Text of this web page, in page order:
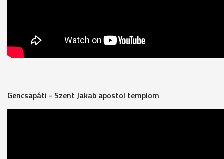
Gencsapáti - Szent Jakab apostol templom